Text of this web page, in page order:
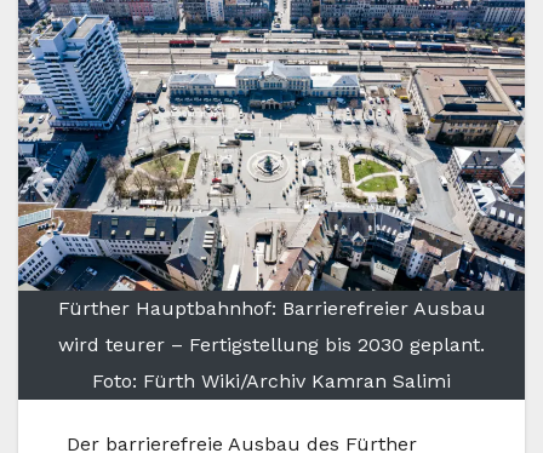
Fürther Hauptbahnhof: Barrierefreier Ausbau
wird teurer – Fertigstellung bis 2030 geplant.
Foto: Fürth Wiki/Archiv Kamran Salimi
Der barrierefreie Ausbau des Fürther